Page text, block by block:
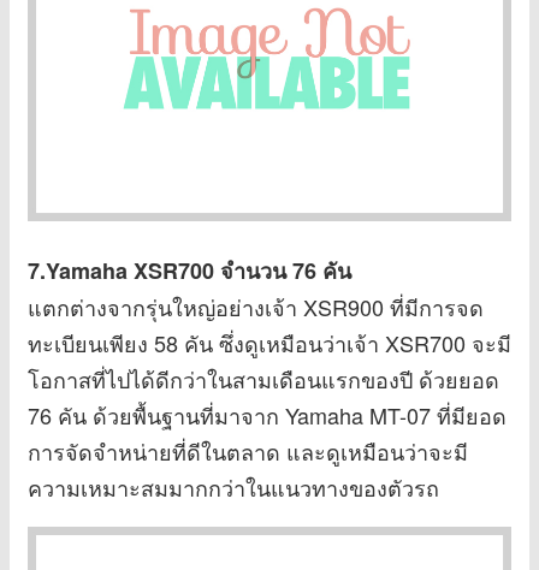
7.Yamaha XSR700จำนวน 76 คัน
แตกต่างจากรุ่นใหญ่อย่างเจ้า XSR900 ที่มีการจด
ทะเบียนเพียง 58 คัน ซึ่งดูเหมือนว่าเจ้า XSR700 จะมี
โอกาสที่ไปได้ดีกว่าในสามเดือนแรกของปี ด้วยยอด
76 คัน ด้วยพื้นฐานที่มาจาก Yamaha MT-07 ที่มียอด
การจัดจำหน่ายที่ดีในตลาด และดูเหมือนว่าจะมี
ความเหมาะสมมากกว่าในแนวทางของตัวรถ